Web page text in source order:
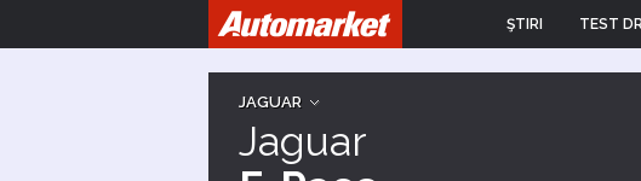
ŞTIRI TEST
JAGUAR
Jaguar